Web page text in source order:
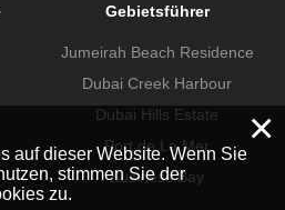
Gebietsführer
Jumeirah Beach Residence
Dubai Creek Harbour
Dubai Hills Estate
Port de La Mer
Business Bay
×
auf dieser Website. Wenn Sie
stimmen Sie der
zu.